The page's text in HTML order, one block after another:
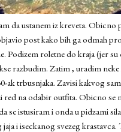
da ustanem iz kreveta.
post kako bih ga odmah
Podizem roletne do kraja (jer
razbudim. Zatim , uradim
ak trbusnjaka. Zavisi kakvog
red na odabir outfita. Obicno
se istusiram i onda u pidzami
i iseckanog svezeg